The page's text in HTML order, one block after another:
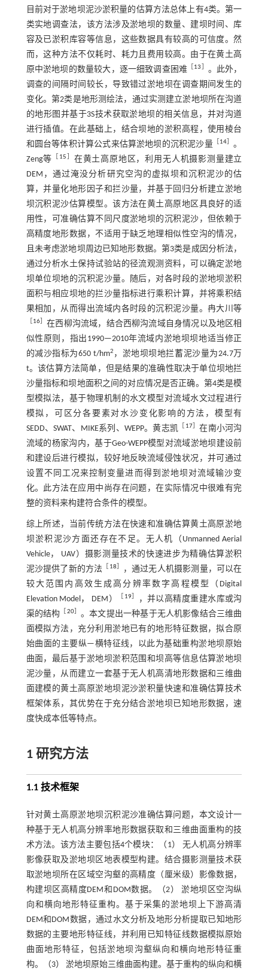
目前对于淤地坝泥沙淤积量的估算方法总体上有4类。第一
类实地调查法，该方法涉及淤地坝的数量、建坝时间、库
容及已淤积库容等信息，这些数据具有较高的可信度。然
而，这种方法不仅耗时、耗力且费用较高。由于在黄土高
原中淤地坝的数量较大，逐一细致调查困难
13
。此外，
调查的间隔时间较长，导致错过淤地坝在调查期间发生的
变化。第2类是地形测绘法，通过实测建立淤地坝所在沟道
的地形图并基于3S技术获取淤地坝的相关信息，并对沟道
进行插值。在此基础上，结合坝地的淤积高程，使用棱台
和圆台等体积计算公式来估算淤地坝的沉积泥沙量［ 14
。
Zeng等
15
在黄土高原地区，利用无人机摄影测量建立
DEM，通过淹没分析研究空沟的虚拟坝和沉积泥沙的估
算，并量化地形因子和拦沙量，并基于回归分析建立淤地
坝沉积泥沙估算模型。该方法在黄土高原地区具良好的适
用性，可准确估算不同尺度淤地坝的沉积泥沙，但依赖于
高精度地形数据，不适用于缺乏地理相似性空沟的情况，
且未考虑淤地坝周边已知地形数据。第3类是成因分析法，
通过分析水土保持试验站的径流观测资料，可以确定淤地
坝单位坝地的沉积泥沙量。随后，对各时段的淤地坝淤积
面积与相应坝地的拦沙量指标进行乘积计算，并将乘积结
果相加，从而得出流域内各时段的沉积泥沙量。冉大川等
16］在西柳沟流域，结合西柳沟流域自身情况以及地区相
似性原则，指出1990—2010年流域内淤地坝坝地适当修正
的减沙指标为650 t/hm2 ，淤地坝坝地拦蓄泥沙量为24.7万
t。该估算方法简单，但是结果的准确性取决于单位坝地拦
沙量指标和坝地面积之间的对应情况是否正确。第4类是模
型模拟法，基于物理机制的水文模型对流域水文过程进行
模拟，可区分各要素对水沙变化影响的方法，模型有
SEDD、SWAT、MIKE系列、WEPP。黄志凯
17］在南小河沟
流域的杨家沟内，基于Geo-WEPP模型对流域淤地坝建设前
和建设后进行模拟，较好地反映流域侵蚀状况，并可通过
设置不同工况来控制变量进而得到淤地坝对流域输沙变
化。此方法在应用中尚存在问题，在实际情况中很难有完
整的资料来构建符合条件的模型。
综上所述，当前传统方法在快速和准确估算黄土高原淤地
坝淤积泥沙方面还存在不足。无人机（Unmanned Aerial
Vehicle， UAV）摄影测量技术的快速进步为精确估算淤积
泥沙提供了新的方法
18
，通过无人机摄影测量，可以在
较大范围内高效生成高分辨率数字高程模型（Digital
Elevation Model， DEM）
19］
，并以高精度重建水库或沟
渠的结构
20］ 。本文提出一种基于无人机影像结合三维曲
面模拟方法，充分利用淤地已有的地形特征数据，拟合原
始曲面的主要纵—横特征线，以此为基础重构淤地坝原始
曲面，最后基于淤地坝淤积范围和坝高等信息估算淤地坝
泥沙量，从而建立一套基于无人机高清地形数据和三维曲
面建模的黄土高原淤地坝泥沙淤积量快速和准确估算技术
框架体系，其优势在于充分结合淤地坝已知地形数据，速
度快成本低等特点。
1 研究方法
1.1 技术框架
针对黄土高原淤地坝沉积泥沙准确估算问题，本文设计一
种基于无人机高分辨率地形数据获取和三维曲面重构的技
术方法。该方法主要包括4个模块：（1） 无人机高分辨率
影像获取及淤地坝区地表模型构建。结合摄影测量技术获
取淤地坝所在区域空沟壑的高精度（厘米级）影像数据，
构建坝区高精度DEM和DOM数据。（2） 淤地坝区空沟纵
向和横向地形特征重构。基于采集的淤地坝上下游高清
DEM和DOM数据，通过水文分析及地形分析提取已知地形
数据的主要地形特征线，并利用已知特征线数据模拟原始
曲面地形特征，包括淤地坝沟壑纵向和横向地形特征重
构。（3） 淤地坝原始三维曲面构建。基于重构的纵向和横